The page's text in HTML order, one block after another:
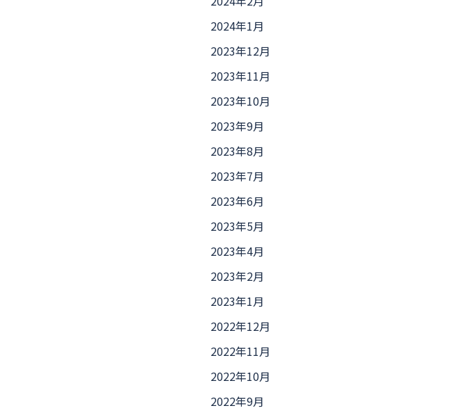
2024年1月
2023年12月
2023年11月
2023年10月
2023年9月
2023年8月
2023年7月
2023年6月
2023年5月
2023年4月
2023年2月
2023年1月
2022年12月
2022年11月
2022年10月
2022年9月